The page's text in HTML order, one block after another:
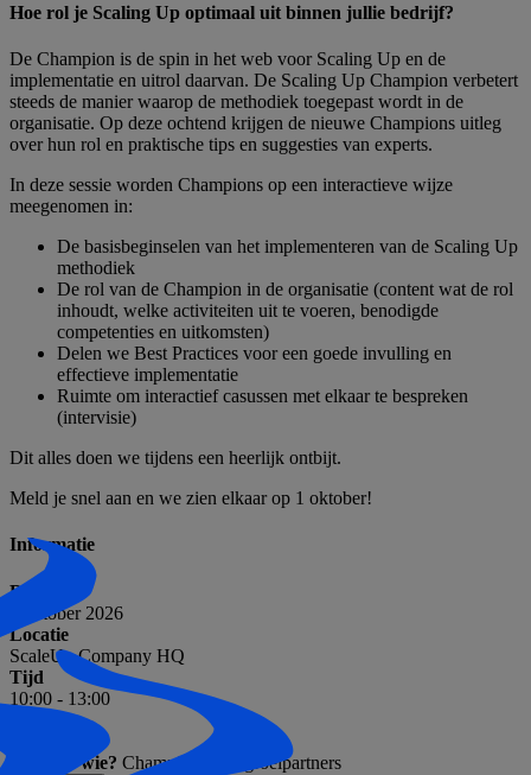
Hoe rol je Scaling Up optimaal uit binnen jullie bedrijf?
De Champion is de spin in het web voor Scaling Up en de
implementatie en uitrol daarvan. De Scaling Up Champion verbetert
steeds de manier waarop de methodiek toegepast wordt in de
organisatie. Op deze ochtend krijgen de nieuwe Champions uitleg
over hun rol en praktische tips en suggesties van experts.
In deze sessie worden Champions op een interactieve wijze
meegenomen in:
De basisbeginselen van het implementeren van de Scaling Up
methodiek
De rol van de Champion in de organisatie (content wat de rol
inhoudt, welke activiteiten uit te voeren, benodigde
competenties en uitkomsten)
Delen we Best Practices voor een goede invulling en
effectieve implementatie
Ruimte om interactief casussen met elkaar te bespreken
(intervisie)
Dit alles doen we tijdens een heerlijk ontbijt.
Meld je snel aan en we zien elkaar op 1 oktober!
Informatie
Datum
1 oktober 2026
Locatie
ScaleUp Company HQ
Tijd
10:00 - 13:00
Voor wie? Champions van groeipartners